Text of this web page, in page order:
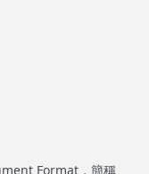
Format，簡稱